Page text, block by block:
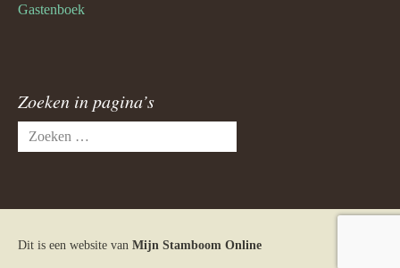
Gastenboek
Zoeken in pagina’s
Zoeken
naar:
Dit is een website van Mijn Stamboom Online